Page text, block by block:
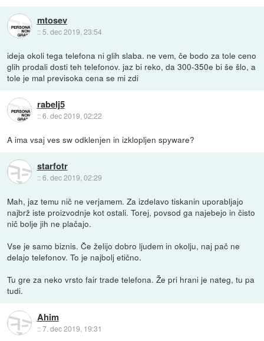
mtosev
:: 5. dec 2019, 23:54
ideja okoli tega telefona ni glih slaba. ne vem, če bodo za tole ceno
glih prodali dosti teh telefonov. jaz bi reko, da 300-350e bi še šlo, a
tole je mal previsoka cena se mi zdi
rabelj5
::6. dec 2019, 02:22
A ima vsaj ves sw odklenjen in izklopljen spyware?
starfotr
::6. dec 2019, 02:29
Mah, jaz temu nič ne verjamem. Za izdelavo tiskanin uporabljajo
najbrž iste proizvodnje kot ostali. Torej, povsod ga najebejo in čisto
nič bolje jih ne plačajo.
Vse je samo biznis. Če želijo dobro ljudem in okolju, naj pač ne
delajo telefonov. To je najbolj etično.
Tu gre za neko vrsto fair trade telefona. Že pri hrani je nateg, tu pa
tudi.
Ahim
::7. dec 2019, 19:31